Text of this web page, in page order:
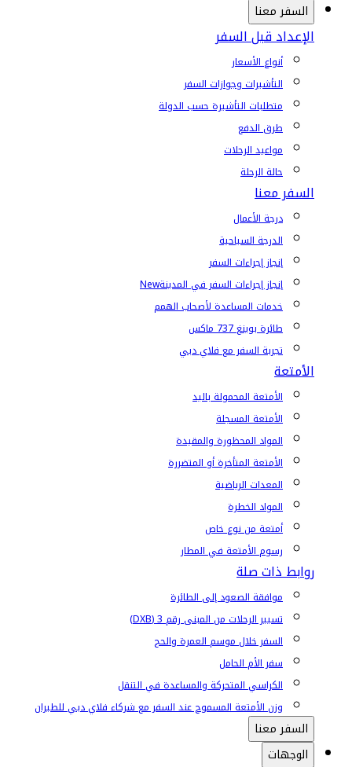
السفر معنا
الإعداد قبل السفر
أنواع الأسعار
التأشيرات وجوازات السفر
متطلبات التأشيرة حسب الدولة
طرق الدفع
مواعيد الرحلات
حالة الرحلة
السفر معنا
درجة الأعمال
الدرجة السياحية
إنجاز إجراءات السفر
إنجاز إجراءات السفر في المدينةNew
خدمات المساعدة لأصحاب الهمم
طائرة بوينغ 737 ماكس
تجربة السفر مع فلاي دبي
الأمتعة
الأمتعة المحمولة باليد
الأمتعة المسجلة
المواد المحظورة والمقيدة
الأمتعة المتأخرة أو المتضررة
المعدات الرياضية
المواد الخطرة
أمتعة من نوع خاص
رسوم الأمتعة في المطار
روابط ذات صلة
موافقة الصعود إلى الطائرة
تسيير الرحلات من المبنى رقم 3 (DXB)
السفر خلال موسم العمرة والحج
سفر الأم الحامل
الكراسي المتحركة والمساعدة في التنقل
وزن الأمتعة المسموح عند السفر مع شركاء فلاي دبي للطيران
السفر معنا
الوجهات